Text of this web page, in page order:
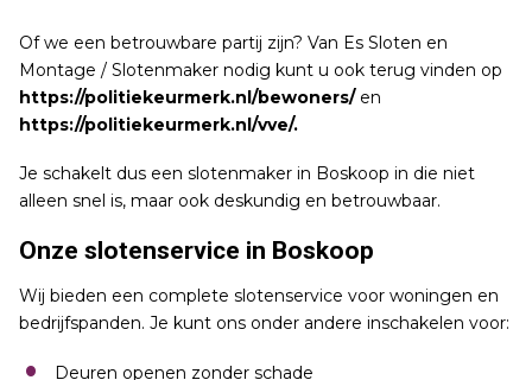
Of we een betrouwbare partij zijn? Van Es Sloten en
Montage / Slotenmaker nodig kunt u ook terug vinden op
https://politiekeurmerk.nl/bewoners/en
https://politiekeurmerk.nl/vve/.
Je schakelt dus een slotenmaker in Boskoop in die niet
alleen snel is, maar ook deskundig en betrouwbaar.
Onze slotenservice in Boskoop
Wij bieden een complete slotenservice voor woningen en
bedrijfspanden. Je kunt ons onder andere inschakelen voor:
Deuren openen zonder schade